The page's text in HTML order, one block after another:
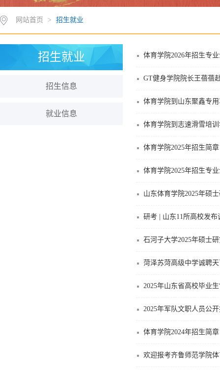
网站首页 > 招生就业
招生就业
招生信息
就业信息
体育学院2026年招生专
GT健身学院院长王蓓蓓
体育学院到山东聚鑫专
体育学院到志速滑雪培
体育学院2025年招生简章
体育学院2025年招生专
山东体育学院2025年硕
研考 | 山东11所高校发布
石河子大学2025年硕士
菏泽苏菏高级中学诚聘
2025年山东省高校毕业
2025年军队文职人员公
体育学院2024年招生简章
欢迎报考齐鲁师范学院